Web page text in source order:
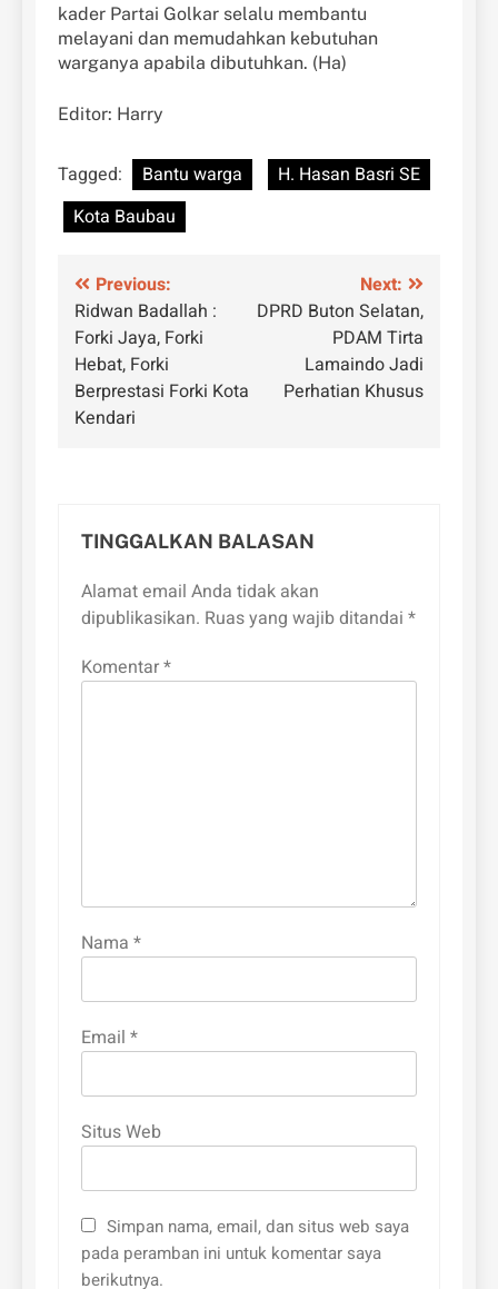
kader Partai Golkar selalu membantu
melayani dan memudahkan kebutuhan
warganya apabila dibutuhkan. (Ha)
Editor: Harry
Tagged: Bantu warga
H. Hasan Basri SE
Kota Baubau
Navigasi
pos
Previous:
Ridwan Badallah :
Forki Jaya, Forki
Hebat, Forki
Berprestasi Forki Kota
Kendari
Next:
DPRD Buton Selatan,
PDAM Tirta
Lamaindo Jadi
Perhatian Khusus
TINGGALKAN BALASAN
Alamat email Anda tidak akan
dipublikasikan. Ruas yang wajib ditandai *
Komentar*
Nama *
Email *
Situs Web
Simpan nama, email, dan situs web saya
pada peramban ini untuk komentar saya
berikutnya.